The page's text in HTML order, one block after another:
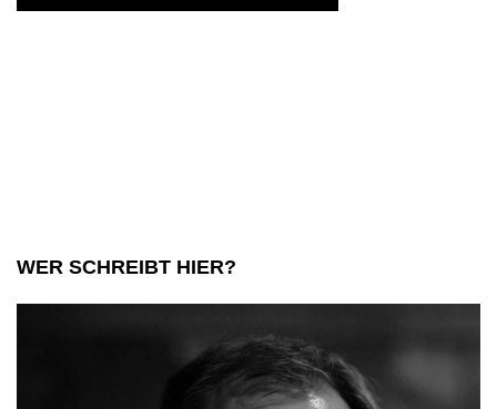
WER SCHREIBT HIER?